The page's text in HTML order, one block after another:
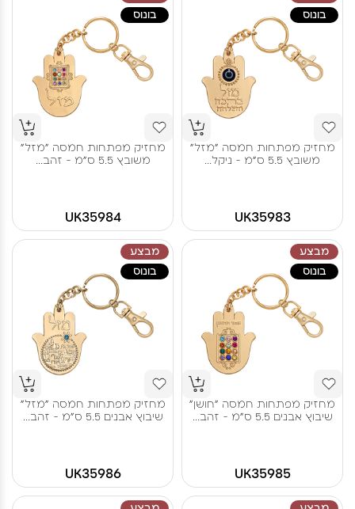
בונוס
מחזיק מפתחות חמסה "מזל"
משובץ 5.5 ס"מ - ניקל...
UK35983
בונוס
מחזיק מפתחות חמסה "מזל"
משובץ 5.5 ס"מ - זהב...
UK35984
מבצע
בונוס
מחזיק מפתחות חמסה "חושן"
שיבוץ אבנים 5.5 ס"מ - זהב...
UK35985
מבצע
בונוס
מחזיק מפתחות חמסה "מזל"
שיבוץ אבנים 5.5 ס"מ - זהב...
UK35986